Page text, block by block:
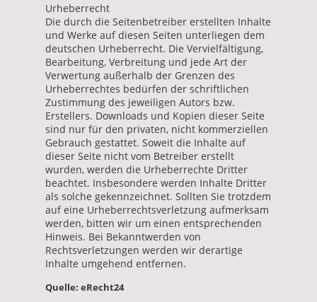
Urheberrecht
Die durch die Seitenbetreiber erstellten Inhalte
und Werke auf diesen Seiten unterliegen dem
deutschen Urheberrecht. Die Vervielfältigung,
Bearbeitung, Verbreitung und jede Art der
Verwertung außerhalb der Grenzen des
Urheberrechtes bedürfen der schriftlichen
Zustimmung des jeweiligen Autors bzw.
Erstellers. Downloads und Kopien dieser Seite
sind nur für den privaten, nicht kommerziellen
Gebrauch gestattet. Soweit die Inhalte auf
dieser Seite nicht vom Betreiber erstellt
wurden, werden die Urheberrechte Dritter
beachtet. Insbesondere werden Inhalte Dritter
als solche gekennzeichnet. Sollten Sie trotzdem
auf eine Urheberrechtsverletzung aufmerksam
werden, bitten wir um einen entsprechenden
Hinweis. Bei Bekanntwerden von
Rechtsverletzungen werden wir derartige
Inhalte umgehend entfernen.
Quelle: eRecht24